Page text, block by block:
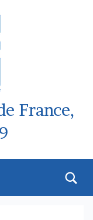
France,